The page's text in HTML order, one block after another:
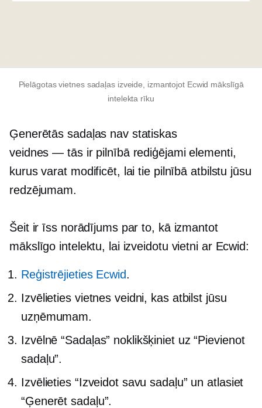
Pielāgotas vietnes sadaļas izveide, izmantojot Ecwid mākslīgā
intelekta rīku
Ģenerētās sadaļas nav statiskas
veidnes — tās irpilnībā rediģējami elementi,
kurus varat modificēt, lai tie pilnībā atbilstu jūsu
redzējumam.
Šeit ir īss norādījums par to, kā izmantot
mākslīgo intelektu, lai izveidotu vietni ar Ecwid:
Reģistrējieties Ecwid.
Izvēlieties vietnes veidni, kas atbilst jūsu
uzņēmumam.
Izvēlnē “Sadaļas” noklikšķiniet uz “Pievienot
sadaļu”.
Izvēlieties “Izveidot savu sadaļu” un atlasiet
“Ģenerēt sadaļu”.